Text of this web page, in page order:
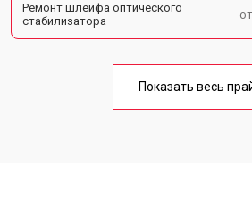
Ремонт шлейфа оптического
стабилизатора
Показать весь